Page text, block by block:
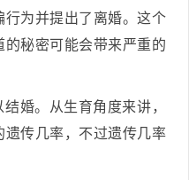
行为并提出了离婚。这个
秘密可能会带来严重的
婚。从生育角度来讲，
传几率，不过遗传几率